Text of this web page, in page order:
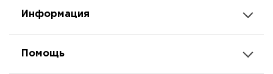
Информация
Помощь